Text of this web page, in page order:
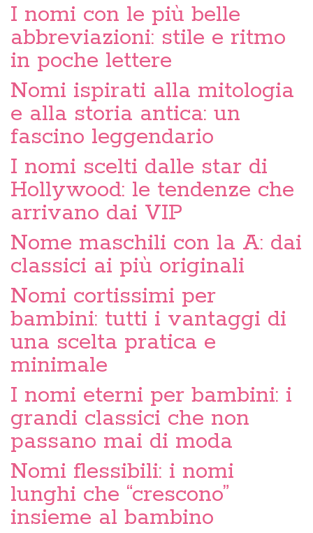
I nomi con le più belle
abbreviazioni: stile e ritmo
in poche lettere
Nomi ispirati alla mitologia
e alla storia antica: un
fascino leggendario
I nomi scelti dalle star di
Hollywood: le tendenze che
arrivano dai VIP
Nome maschili con la A: dai
classici ai più originali
Nomi cortissimi per
bambini: tutti i vantaggi di
una scelta pratica e
minimale
I nomi eterni per bambini: i
grandi classici che non
passano mai di moda
Nomi flessibili: i nomi
lunghi che “crescono”
insieme al bambino